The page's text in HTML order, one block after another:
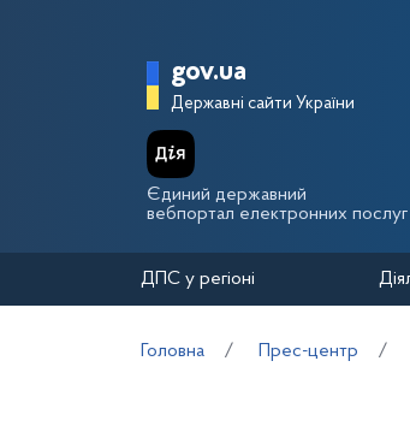
Головна
gov.ua
Державні сайти України
Єдиний державний
вебпортал електронних послуг
ДПС у регіоні
Головна Прес-центр